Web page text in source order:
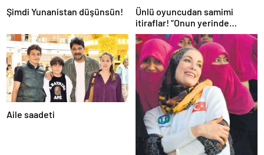
Şimdi Yunanistan düşünsün!
Ünlü oyuncudan samimi
itiraflar! “Onun yerinde
olsaydım diye çok düşündüm”
Aile saadeti